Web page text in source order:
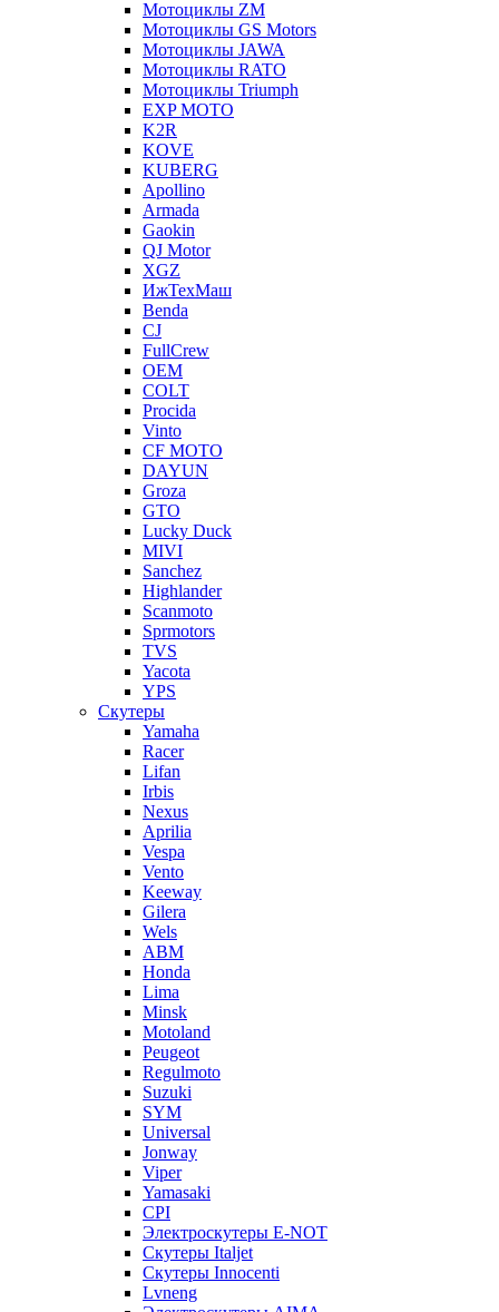
Мотоциклы ZM
Мотоциклы GS Motors
Мотоциклы JAWA
Мотоциклы RATO
Мотоциклы Triumph
EXP MOTO
K2R
KOVE
KUBERG
Apollino
Armada
Gaokin
QJ Motor
XGZ
ИжТехМаш
Benda
CJ
FullCrew
OEM
COLT
Procida
Vinto
CF MOTO
DAYUN
Groza
GTO
Lucky Duck
MIVI
Sanchez
Highlander
Scanmoto
Sprmotors
TVS
Yacota
YPS
Скутеры
Yamaha
Racer
Lifan
Irbis
Nexus
Aprilia
Vespa
Vento
Keeway
Gilera
Wels
ABM
Honda
Lima
Minsk
Motoland
Peugeot
Regulmoto
Suzuki
SYM
Universal
Jonway
Viper
Yamasaki
CPI
Электроскутеры E-NOT
Скутеры Italjet
Скутеры Innocenti
Lvneng